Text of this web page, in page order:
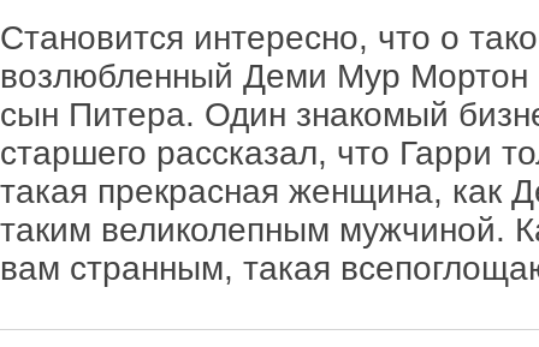
Становится интересно, что о
возлюбленный Деми Мур Мортон
сын Питера. Один знакомый
старшего рассказал, что Гарри
такая прекрасная женщина, как
таким великолепным мужчиной.
вам странным, такая